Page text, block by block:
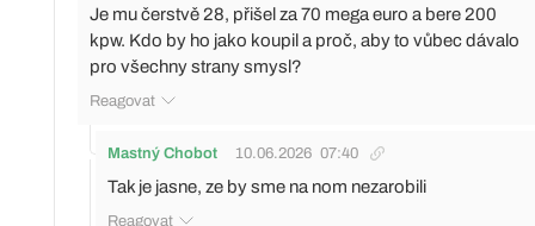
Je mu čerstvě 28, přišel za 70 mega euro a bere 200
kpw. Kdo by ho jako koupil a proč, aby to vůbec dávalo
pro všechny strany smysl?
Reagovat
Mastný Chobot 10.06.2026 07:40
Tak je jasne, ze by sme na nom nezarobili
Reagovat